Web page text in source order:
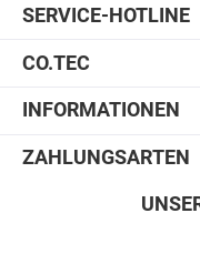
SERVICE-HOTLINE
CO.TEC
INFORMATIONEN
ZAHLUNGSARTEN